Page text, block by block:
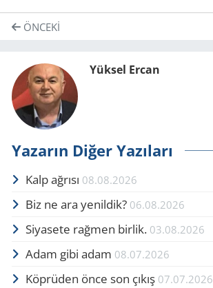
ÖNCEKI
Yüksel Ercan
Yazarın Diğer Yazıları
Kalp ağrısı 08.08.2026
Biz ne ara yenildik? 06.08.2026
Siyasete rağmen birlik. 03.08.2026
Adam gibi adam 08.07.2026
Köprüden önce son çıkış 07.07.2026